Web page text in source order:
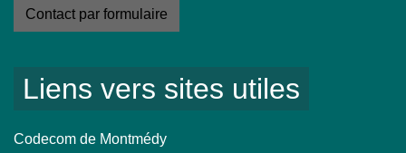
Contact par formulaire
Liens vers sites utiles
Codecom de Montmédy